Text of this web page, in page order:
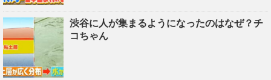
渋谷に人が集まるようになったのはなぜ？チ
コちゃん